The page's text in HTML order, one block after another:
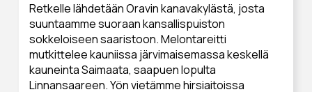
Retkelle lähdetään Oravin kanavakylästä, josta
suuntaamme suoraan kansallispuiston
sokkeloiseen saaristoon. Melontareitti
mutkittelee kauniissa järvimaisemassa keskellä
kauneinta Saimaata, saapuen lopulta
Linnansaareen. Yön vietämme hirsiaitoissa